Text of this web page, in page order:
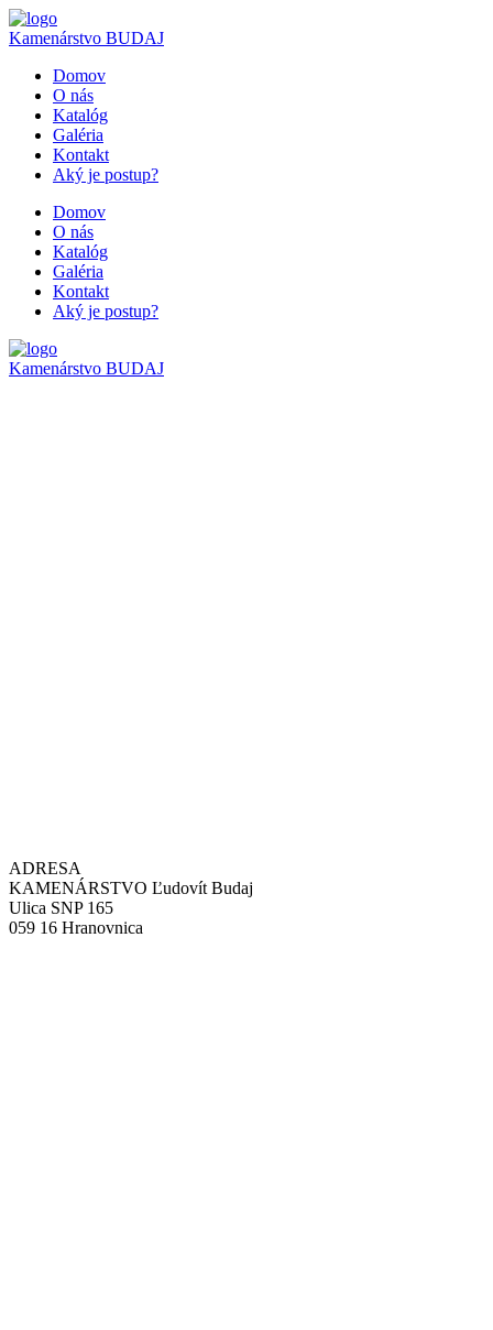
Kamenárstvo BUDAJ
Domov
O nás
Katalóg
Galéria
Kontakt
Aký je postup?
Domov
O nás
Katalóg
Galéria
Kontakt
Aký je postup?
Kamenárstvo BUDAJ
ADRESA
KAMENÁRSTVO Ľudovít Budaj
Ulica SNP 165
059 16 Hranovnica